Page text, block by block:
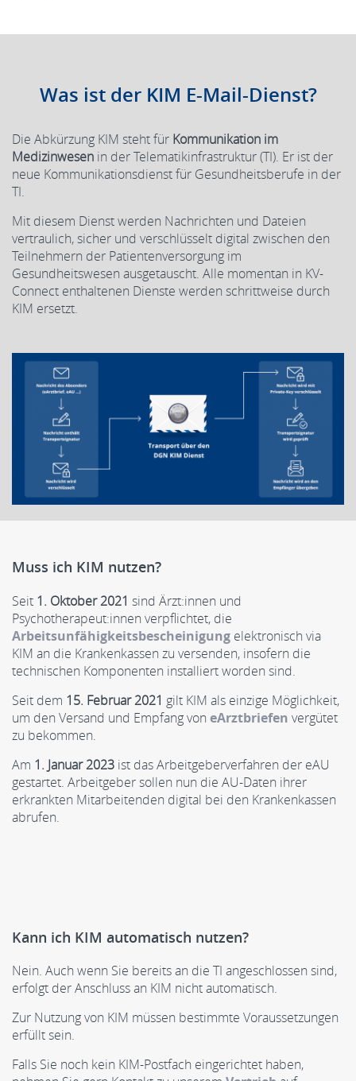
Was ist der KIM E-Mail-Dienst?
Die Abkürzung KIM steht für Kommunikation im
Medizinwesen in der Telematikinfrastruktur (TI). Er ist der
neue Kommunikationsdienst für Gesundheitsberufe in der
TI.
Mit diesem Dienst werden Nachrichten und Dateien
vertraulich, sicher und verschlüsselt digital zwischen den
Teilnehmern der Patientenversorgung im
Gesundheitswesen ausgetauscht. Alle momentan in KV-
Connect enthaltenen Dienste werden schrittweise durch
KIM ersetzt.
Muss ich KIM nutzen?
Seit 1. Oktober 2021 sind Ärzt:innen und
Psychotherapeut:innen verpflichtet, die
Arbeitsunfähigkeitsbescheinigung elektronisch via
KIM an die Krankenkassen zu versenden, insofern die
technischen Komponenten installiert worden sind.
Seit dem 15. Februar 2021 gilt KIM als einzige Möglichkeit,
um den Versand und Empfang von eArztbriefen vergütet
zu bekommen.
Am 1. Januar 2023 ist das Arbeitgeberverfahren der eAU
gestartet. Arbeitgeber sollen nun die AU-Daten ihrer
erkrankten Mitarbeitenden digital bei den Krankenkassen
abrufen.
Kann ich KIM automatisch nutzen?
Nein. Auch wenn Sie bereits an die TI angeschlossen sind,
erfolgt der Anschluss an KIM nicht automatisch.
Zur Nutzung von KIM müssen bestimmte Voraussetzungen
erfüllt sein.
Falls Sie noch kein KIM-Postfach eingerichtet haben,